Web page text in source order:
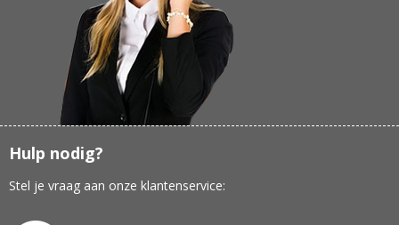
Hulp nodig?
Stel je vraag aan onze klantenservice: